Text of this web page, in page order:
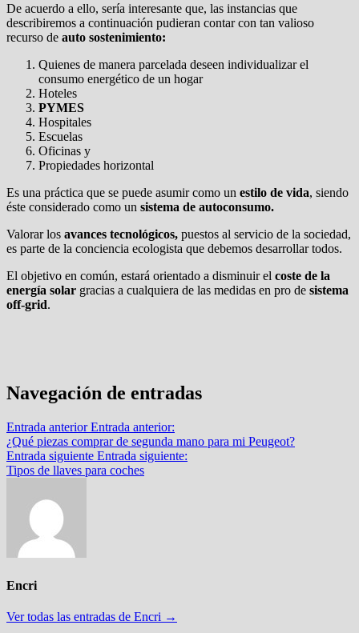
De acuerdo a ello, sería interesante que, las instancias que
describiremos a continuación pudieran contar con tan valioso
recurso de auto sostenimiento:
Quienes de manera parcelada deseen individualizar el
consumo energético de un hogar
Hoteles
PYMES
Hospitales
Escuelas
Oficinas y
Propiedades horizontal
Es una práctica que se puede asumir como un estilo de vida, siendo
éste considerado como un sistema de autoconsumo.
Valorar los avances tecnológicos, puestos al servicio de la sociedad,
es parte de la conciencia ecologista que debemos desarrollar todos.
El objetivo en común, estará orientado a disminuir el coste de la
energía solar gracias a cualquiera de las medidas en pro de sistema
off-grid.
Navegación de entradas
Entrada anterior Entrada anterior:
¿Qué piezas comprar de segunda mano para mi Peugeot?
Entrada siguiente Entrada siguiente:
Tipos de llaves para coches
Encri
Ver todas las entradas de Encri →